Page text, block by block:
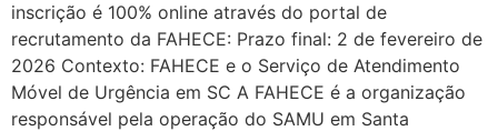
inscrição é 100% online através do portal de
recrutamento da FAHECE: Prazo final: 2 de fevereiro de
2026 Contexto: FAHECE e o Serviço de Atendimento
Móvel de Urgência em SC A FAHECE é a organização
responsável pela operação do SAMU em Santa